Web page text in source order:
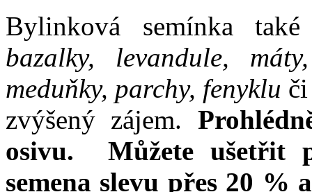
Bylinková semínka
bazalky, levandule,
meduňky, parchy, fenyklu
zvýšený zájem.
osivu. Můžete ušetřit
semena slevu přes 20 %